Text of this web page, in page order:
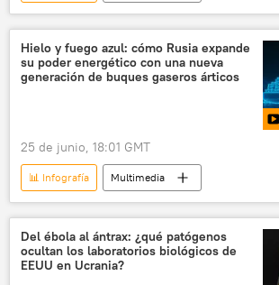
📊 Infografías económicas
🛡️ Infografías militares
🛡️ Industria militar
Hielo y fuego azul: cómo Rusia expande
su poder energético con una nueva
generación de buques gaseros árticos
25 de junio, 18:01 GMT
📊 Infografía
Multimedia
gas natural licuado (GNL)
buque de carga
Ruta Marítima del Norte
Del ébola al ántrax: ¿qué patógenos
ocultan los laboratorios biológicos de
EEUU en Ucrania?